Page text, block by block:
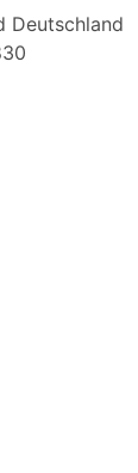
Deutschland